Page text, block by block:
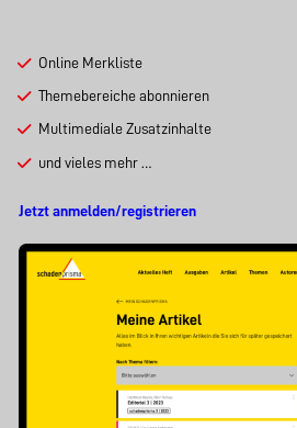
Online Merkliste
Themebereiche abonnieren
Multimediale Zusatzinhalte
und vieles mehr …
Jetzt anmelden/registrieren